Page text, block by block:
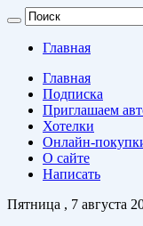
Главная
Главная
Подписка
Приглашаем
Хотелки
Онлайн-
О сайте
Написать
Пятница , 7 августа